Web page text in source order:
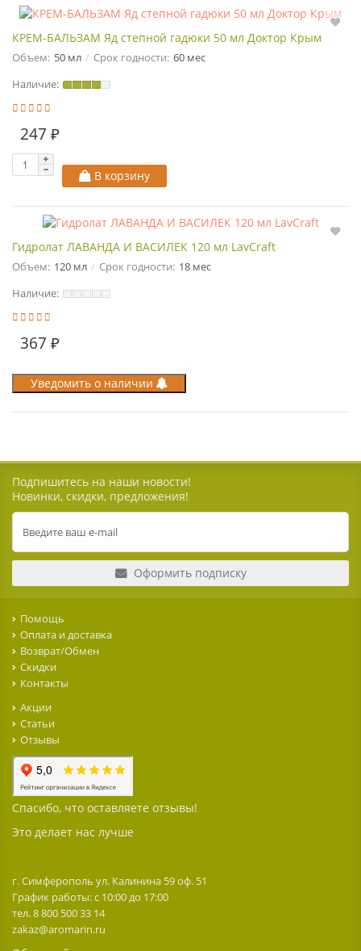
КРЕМ-БАЛЬЗАМ Яд степной гадюки 50 мл Доктор Крым
Объем: 50 мл Срок годности: 60 мес
Наличие:
247 ₽
В корзину
Гидролат ЛАВАНДА И ВАСИЛЕК 120 мл LavCraft
Объем: 120 мл Срок годности: 18 мес
Наличие:
367 ₽
Уведомить о наличии
Подпишитесь на наши новости!
Новинки, скидки, предложения!
Оформить подписку
Помощь
Оплата и доставка
Возврат/Обмен
Скидки
Контакты
Акции
Статьи
Отзывы
Спасибо, что оставляете отзывы!
Это делает нас лучше
г. Симферополь ул. Калинина 59 оф. 51
График работы: с 10:00 до 17:00
тел. 8 800 500 33 14
zakaz@aromarin.ru